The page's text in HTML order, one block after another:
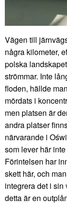
Vägen till
några kilometer,
polska
strömmar. Inte
floden, hällde
mördats i
men platsen är
andra platser
närvarande i
som lever här
Förintelsen har
skett här, och
integrera det i
detta är en